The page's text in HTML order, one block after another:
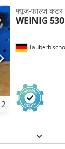
2
फ्यूज-फाल्ज़ कटर
WEINIG